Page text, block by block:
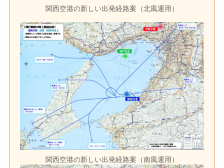
関西空港の新しい出発経路案（北風運用）
関西空港の新しい出発経路案（南風運用）